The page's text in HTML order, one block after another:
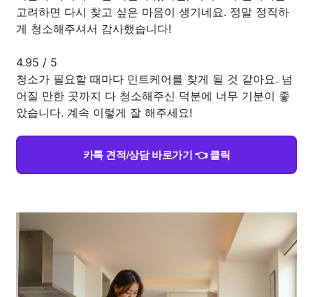
고려하면 다시 찾고 싶은 마음이 생기네요. 정말 정직하
게 청소해주셔서 감사했습니다!
4.95 / 5
청소가 필요할 때마다 민트케어를 찾게 될 것 같아요. 넘
어질 만한 곳까지 다 청소해주신 덕분에 너무 기분이 좋
았습니다. 계속 이렇게 잘 해주세요!
카톡 견적/상담 바로가기 👈 클릭